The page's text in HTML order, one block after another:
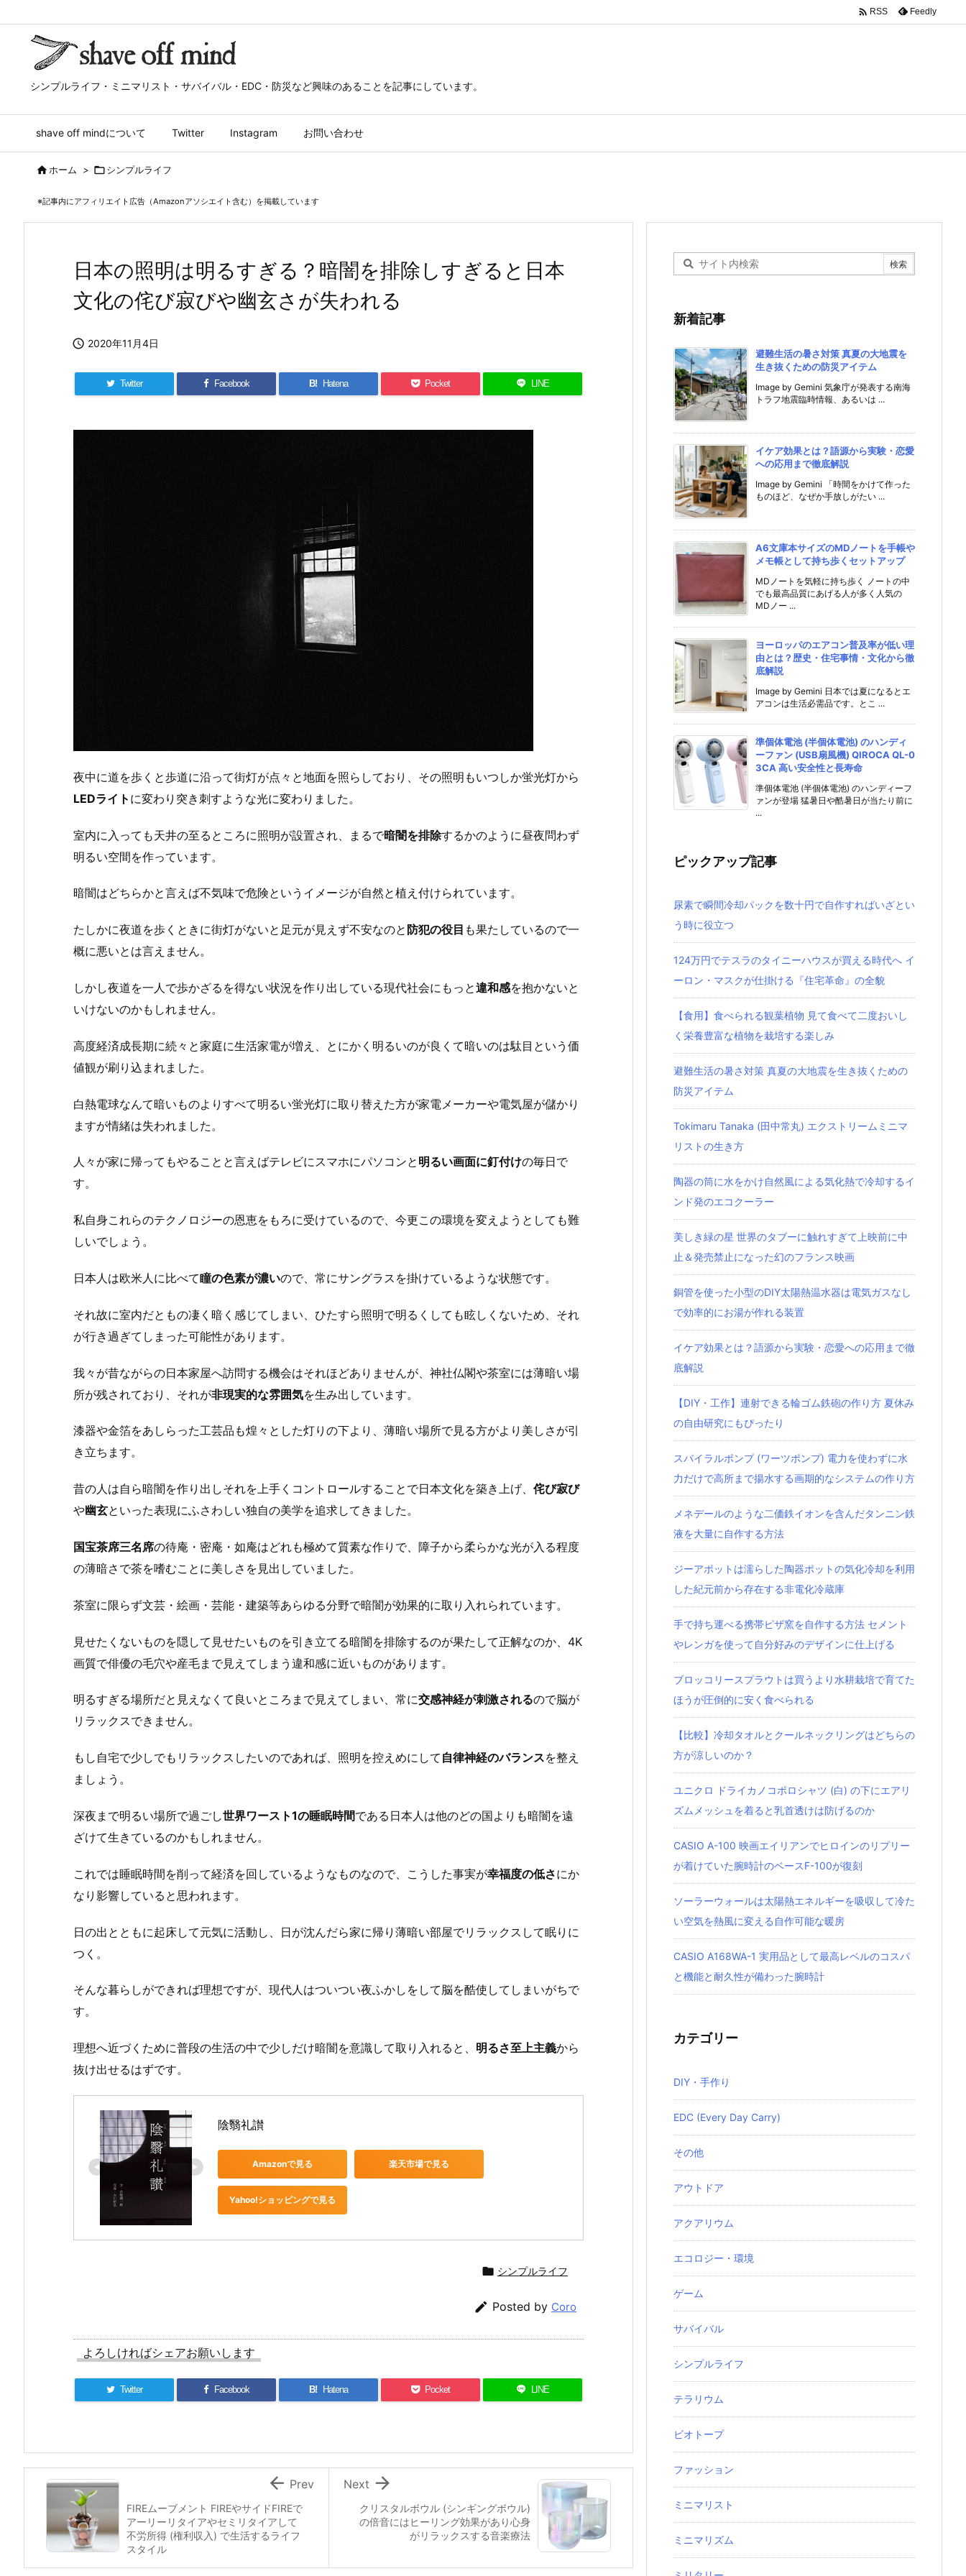
シンプルライフ・ミニマリスト・サバイバル・EDC・防災など興味のあることを記事にしています。
shave off mindについて Twitter Instagram お問い合わせ
 RSS Feedly
ホーム > シンプルライフ
※記事内にアフィリエイト広告（Amazonアソシエイト含む）を掲載しています
日本の照明は明るすぎる？暗闇を排除しすぎると日本
文化の侘び寂びや幽玄さが失われる
 2020年11月4日
Twitter Facebook B! Hatena Pocket LINE
夜中に道を歩くと歩道に沿って街灯が点々と地面を照らしており、その照明もいつしか蛍光灯から
LEDライト に変わり突き刺すような光に変わりました。
室内に入っても天井の至るところに照明が設置され、まるで暗闇を排除するかのように昼夜問わず
明るい空間を作っています。
暗闇はどちらかと言えば不気味で危険というイメージが自然と植え付けられています。
たしかに夜道を歩くときに街灯がないと足元が見えず不安なのと 防犯の役目 も果たしているので一
概に悪いとは言えません。
しかし夜道を一人で歩かざるを得ない状況を作り出している現代社会にもっと違和感を抱かないと
いけないのかもしれません。
高度経済成長期に続々と家庭に生活家電が増え、とにかく明るいのが良くて暗いのは駄目という価
値観が刷り込まれました。
白熱電球なんて暗いものよりすべて明るい蛍光灯に取り替えた方が家電メーカーや電気屋が儲かり
ますが情緒は失われました。
人々が家に帰ってもやることと言えばテレビにスマホにパソコンと 明るい画面に釘付けの毎日で
す。
私自身これらのテクノロジーの恩恵をもろに受けているので、今更この環境を変えようとしても難
しいでしょう。
日本人は欧米人に比べて瞳の色素が濃いので、常にサングラスを掛けているような状態です。
それ故に室内だともの凄く暗く感じてしまい、ひたすら照明で明るくしても眩しくないため、それ
が行き過ぎてしまった可能性があります。
我々が昔ながらの日本家屋へ訪問する機会はそれほどありませんが、神社仏閣や茶室には薄暗い場
所が残されており、それが非現実的な雰囲気を生み出しています。
漆器や金箔をあしらった工芸品も煌々とした灯りの下より、薄暗い場所で見る方がより美しさが引
き立ちます。
昔の人は自ら暗闇を作り出しそれを上手くコントロールすることで日本文化を築き上げ、 侘び寂び
や幽玄といった表現にふさわしい独自の美学を追求してきました。
国宝茶席三名席の待庵・密庵・如庵はどれも極めて質素な作りで、障子から柔らかな光が入る程度
の薄暗さで茶を嗜むことに美しさを見出していました。
茶室に限らず文芸・絵画・芸能・建築等あらゆる分野で暗闇が効果的に取り入れられています。
見せたくないものを隠して見せたいものを引き立てる暗闇を排除するのが果たして正解なのか、4K
画質で俳優の毛穴や産毛まで見えてしまう違和感に近いものがあります。
明るすぎる場所だと見えなくて良いところまで見えてしまい、常に交感神経が刺激されるので脳が
リラックスできません。
もし自宅で少しでもリラックスしたいのであれば、照明を控えめにして 自律神経のバランスを整え
ましょう。
深夜まで明るい場所で過ごし世界ワースト1の睡眠時間である日本人は他のどの国よりも暗闇を遠
ざけて生きているのかもしれません。
これでは睡眠時間を削って経済を回しているようなものなので、こうした事実が幸福度の低さにか
なり影響していると思われます。
日の出とともに起床して元気に活動し、日が沈んだら家に帰り薄暗い部屋でリラックスして眠りに
つく。
そんな暮らしができれば理想ですが、現代人はついつい夜ふかしをして脳を酷使してしまいがちで
す。
理想へ近づくために普段の生活の中で少しだけ暗闇を意識して取り入れると、 明るさ至上主義から
抜け出せるはずです。
陰翳礼讃
Amazonで見る 楽天市場で見る
Yahoo!ショッピングで見る
 シンプルライフ
 Posted by Coro
よろしければシェアお願いします
Twitter Facebook B! Hatena Pocket LINE
クリスタルボウル (シンギングボウル)
の倍音にはヒーリング効果があり心身
がリラックスする音楽療法

Next
FIREムーブメント FIREやサイドFIREで
アーリーリタイアやセミリタイアして
不労所得 (権利収入) で生活するライフ
スタイル
 Prev
新着記事
避難生活の暑さ対策 真夏の大地震を
生き抜くための防災アイテム
Image by Gemini 気象庁が発表する南海
トラフ地震臨時情報、あるいは ...
イケア効果とは？語源から実験・恋愛
への応用まで徹底解説
Image by Gemini 「時間をかけて作った
ものほど、なぜか手放しがたい ...
A6文庫本サイズのMDノートを手帳や
メモ帳として持ち歩くセットアップ
MDノートを気軽に持ち歩く ノートの中
でも最高品質にあげる人が多く人気の
MDノー ...
ヨーロッパのエアコン普及率が低い理
由とは？歴史・住宅事情・文化から徹
底解説
Image by Gemini 日本では夏になるとエ
アコンは生活必需品です。とこ ...
準個体電池 (半個体電池) のハンディ
ーファン (USB扇風機) QIROCA QL-0
3CA 高い安全性と長寿命
準個体電池 (半個体電池) のハンディーフ
ァンが登場 猛暑日や酷暑日が当たり前に
...
ピックアップ記事
尿素で瞬間冷却パックを数十円で自作すればいざとい
う時に役立つ
124万円でテスラのタイニーハウスが買える時代へ イ
ーロン・マスクが仕掛ける『住宅革命』の全貌
【食用】食べられる観葉植物 見て食べて二度おいし
く栄養豊富な植物を栽培する楽しみ
避難生活の暑さ対策 真夏の大地震を生き抜くための
防災アイテム
Tokimaru Tanaka (田中常丸) エクストリームミニマ
リストの生き方
陶器の筒に水をかけ自然風による気化熱で冷却するイ
ンド発のエコクーラー
美しき緑の星 世界のタブーに触れすぎて上映前に中
止＆発売禁止になった幻のフランス映画
銅管を使った小型のDIY太陽熱温水器は電気ガスなし
で効率的にお湯が作れる装置
イケア効果とは？語源から実験・恋愛への応用まで徹
底解説
【DIY・工作】連射できる輪ゴム鉄砲の作り方 夏休み
の自由研究にもぴったり
スパイラルポンプ (ワーツポンプ) 電力を使わずに水
力だけで高所まで揚水する画期的なシステムの作り方
メネデールのような二価鉄イオンを含んだタンニン鉄
液を大量に自作する方法
ジーアポットは濡らした陶器ポットの気化冷却を利用
した紀元前から存在する非電化冷蔵庫
手で持ち運べる携帯ピザ窯を自作する方法 セメント
やレンガを使って自分好みのデザインに仕上げる
ブロッコリースプラウトは買うより水耕栽培で育てた
ほうが圧倒的に安く食べられる
【比較】冷却タオルとクールネックリングはどちらの
方が涼しいのか？
ユニクロ ドライカノコポロシャツ‎ (白) の下にエアリ
ズムメッシュを着ると乳首透けは防げるのか
CASIO A-100 映画エイリアンでヒロインのリプリー
が着けていた腕時計のベースF-100が復刻
ソーラーウォールは太陽熱エネルギーを吸収して冷た
い空気を熱風に変える自作可能な暖房
CASIO A168WA-1 実用品として最高レベルのコスパ
と機能と耐久性が備わった腕時計
カテゴリー
DIY・手作り
EDC (Every Day Carry)
その他
アウトドア
アクアリウム
エコロジー・環境
ゲーム
サバイバル
シンプルライフ
テラリウム
ビオトープ
ファッション
ミニマリスト
ミニマリズム